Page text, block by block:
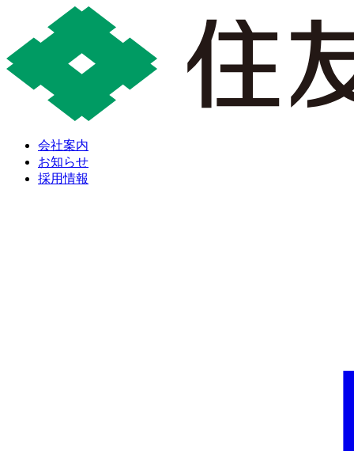
会社案内
お知らせ
採用情報